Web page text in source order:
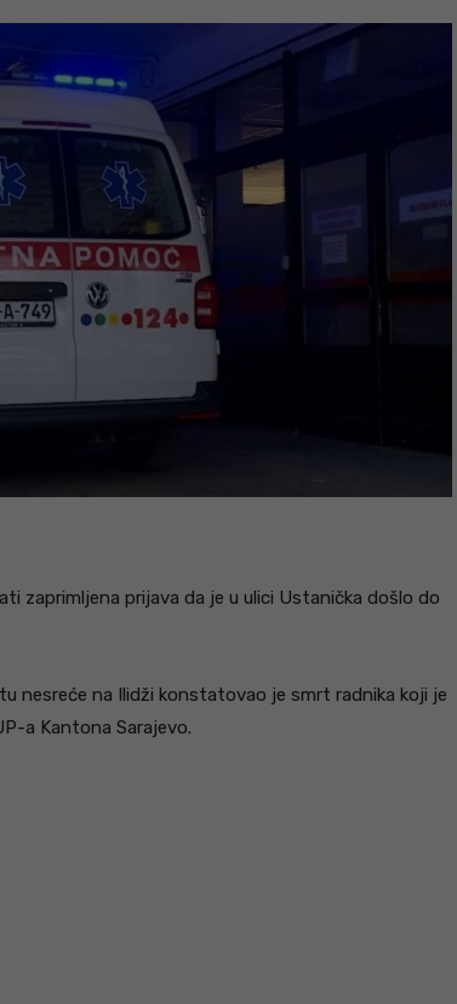
zaprimljena prijava da je u ulici Ustanička došlo do
nesreće na Ilidži konstatovao je smrt radnika koji je
a Kantona Sarajevo.